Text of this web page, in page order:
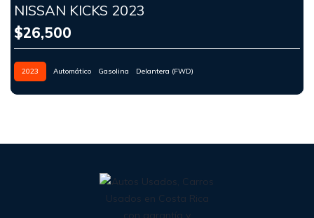
NISSAN KICKS 2023
$26,500
2023 Automático Gasolina Delantera (FWD)